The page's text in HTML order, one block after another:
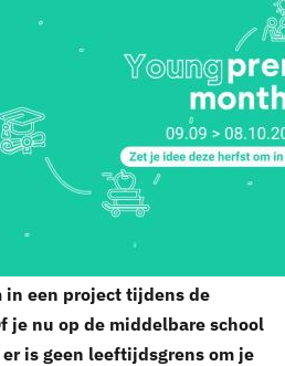
in een project tijdens de
je nu op de middelbare school
is geen leeftijdsgrens om je